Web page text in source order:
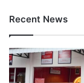
Recent News